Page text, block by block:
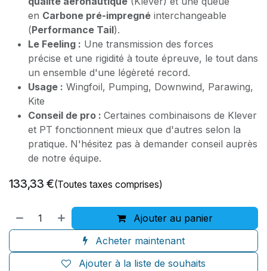
en Carbone pré-impregné interchangeable
(Performance Tail).
Le Feeling : Une transmission des forces
précise et une rigidité à toute épreuve, le tout dans
un ensemble d'une légèreté record.
Usage : Wingfoil, Pumping, Downwind, Parawing,
Kite
Conseil de pro : Certaines combinaisons de Klever
et PT fonctionnent mieux que d'autres selon la
pratique. N'hésitez pas à demander conseil auprès
de notre équipe.
133,33 €(Toutes taxes comprises)
Ajouter au panier
Acheter maintenant
Ajouter à la liste de souhaits